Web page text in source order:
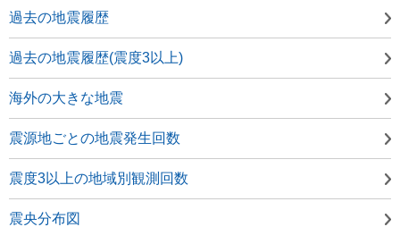
過去の地震履歴
過去の地震履歴(震度3以上)
海外の大きな地震
震源地ごとの地震発生回数
震度3以上の地域別観測回数
震央分布図